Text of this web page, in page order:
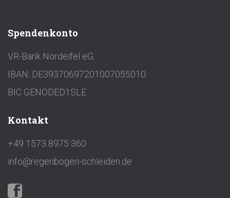
Spendenkonto
VR-Bank Nordeifel eG:
IBAN: DE39370697201007055010
BIC GENODED1SLE
Kontakt
+49 1573 8975 360
info@regenbogen-schleiden.de